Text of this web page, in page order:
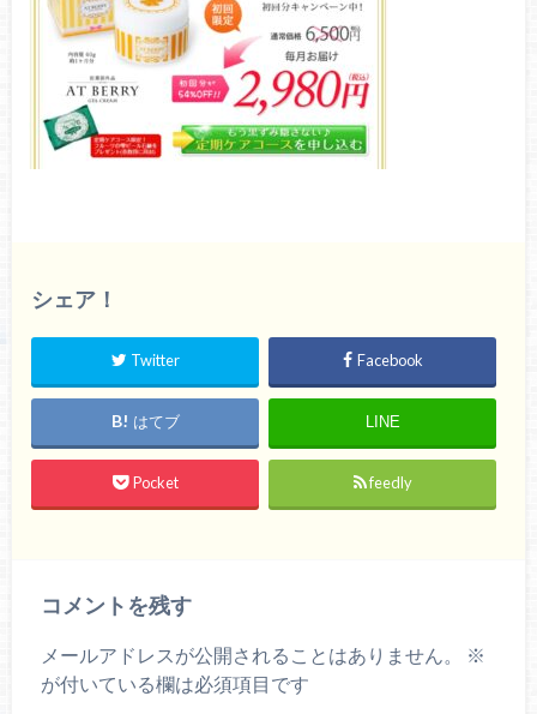
シェア！
Twitter Facebook
はてブ LINE
Pocket feedly
コメントを残す
メールアドレスが公開されることはありません。
※
が付いている欄は必須項目です